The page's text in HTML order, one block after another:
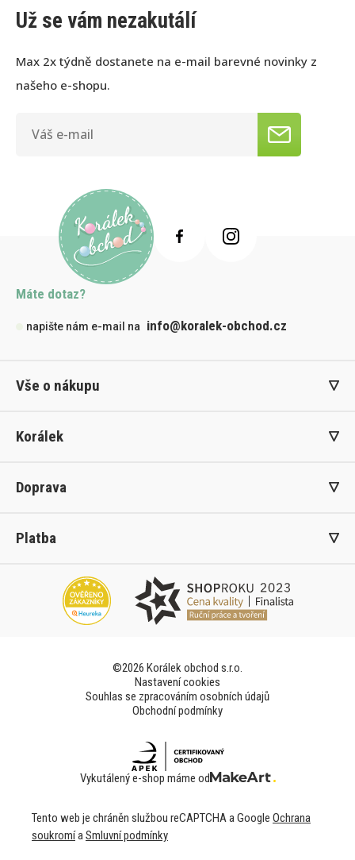
Už se vám nezakutálí
Max 2x týdně dostanete na e-mail barevné novinky z
našeho e-shopu.
Máte dotaz?
napište nám e-mail na info@koralek-obchod.cz
Vše o nákupu
Korálek
Doprava
Platba
©2026 Korálek obchod s.r.o.
Nastavení cookies
Souhlas se zpracováním osobních údajů
Obchodní podmínky
Vykutálený e-shop máme od
Tento web je chráněn službou reCAPTCHA a Google Ochrana
soukromía Smluvní podmínky